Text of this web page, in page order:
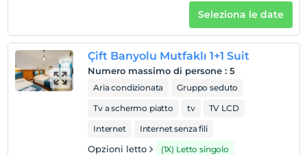
Ogni camera è gratuita per un massimo di 2 bambini di
età inferiore a 2 anni
Seleziona le date
Çift Banyolu Mutfaklı 1+1 Suit
Numero massimo di persone : 5
Aria condizionata
Gruppo seduto
Tv a schermo piatto
tv
TV LCD
Internet
Internet senza fili
Opzioni letto
(1X) Letto singolo